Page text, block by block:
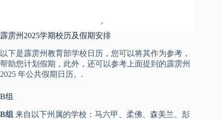
霹雳州2025学期校历及假期安排
以下是霹雳州教育部学校日历，您可以将其作为参考，
帮助您计划假期，此外，还可以参考上面提到的霹雳州
2025 年公共假期日历。.
B组
B组 来自以下州属的学校：马六甲、柔佛、森美兰、彭